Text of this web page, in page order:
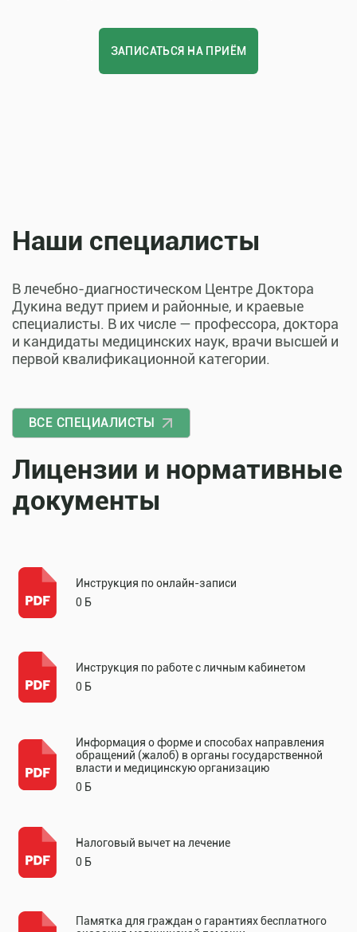
ЗАПИСАТЬСЯ НА ПРИЁМ
Наши специалисты
В лечебно-диагностическом Центре Доктора
Дукина ведут прием и районные, и краевые
специалисты. В их числе — профессора, доктора
и кандидаты медицинских наук, врачи высшей и
первой квалификационной категории.
ВСЕ СПЕЦИАЛИСТЫ
Лицензии и нормативные
документы
Инструкция по онлайн-записи
0 Б
Инструкция по работе с личным кабинетом
0 Б
Информация о форме и способах направления
обращений (жалоб) в органы государственной
власти и медицинскую организацию
0 Б
Налоговый вычет на лечение
0 Б
Памятка для граждан о гарантиях бесплатного